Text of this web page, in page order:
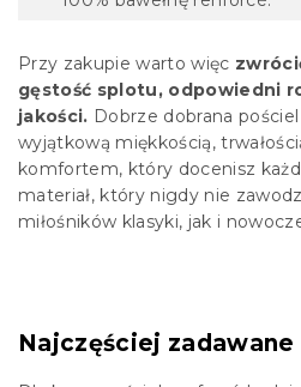
Przy zakupie warto więc
gęstość splotu, odpowiedni
jakości. Dobrze dobrana
wyjątkową miękkością,
komfortem, który docenisz
materiał, który nigdy nie
miłośników klasyki, jak i
Najczęściej zadawane